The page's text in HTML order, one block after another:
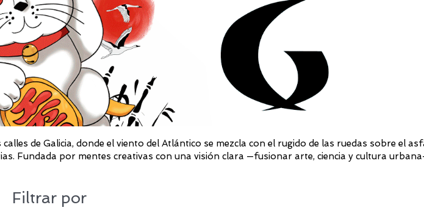
calles de Galicia, donde el viento del Atlántico se mezcla con el rugido de las ruedas sobre el
Fundada por mentes creativas con una visión clara —fusionar arte, ciencia y cultura
Filtrar por